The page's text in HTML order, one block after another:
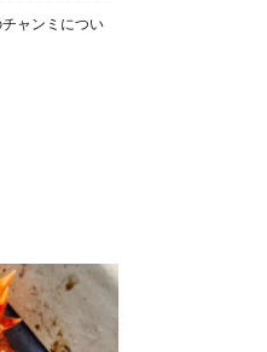
チャンミについ